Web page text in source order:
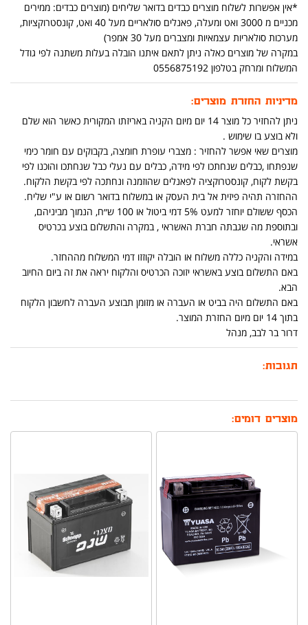
*אין אפשרות לשלוח מוצרים כבדים בדואר שליחים (מוצרים כבדים: ממירים
מכניים מ 3000 ואט ומעלה, פאנלים סולאריים מעל 40 ואט, קונסטרוקציות,
מערכות סולאריות עצמאיות ומצברים מעל 30 אמפר)
במקרה של מוצרים כאלה ניתן לתאם איתנו הובלה בעלות משתנה לפי גודל
המשלוח ומרחק בטלפון 0556875192
מדיניות החזרת מוצרים:
ניתן להחזיר כל מוצר 14 יום מיום הקניה באריזתו המקורית כאשר הוא שלם
ולא בוצע בו שימוש .
מוצרים שאי אפשר להחזיר : מצברי עופרת חומצה, בקבוקים עם חומר כימי
שנפתחו ,כבלים שנחתכו לפי מידה, כבלים עם נעלי כבל שנחתכו והוכנו לפי
בקשת לקוח, קונסטרוקציה לפאנלים שהוזמנה ונחתכה לפי בקשת הלקוח.
ההחזרה תהיה פיזית אל בית העסק או במשלוח בדואר רשום או ע"י שליח.
הכסף ששולם יוחזר למעט 5% דמי ביטול או 100 ש״ח, הנמוך מביניהם,
ובתוספת מה שגבתה חברת האשראי , במקרה והתשלום בוצע בכרטיס
אשראי.
במידה והקניה כללה משלוח או הובלה יקוזזו דמי המשלוח מההחזר.
באם התשלום בוצע באשראי יזוכה הכרטיס והלקוח יראה את זה ביום החיוב
הבא.
באם התשלום היה בביט או העברה או מזומן תבוצע העברה לחשבון הלקוח
בתוך 14 יום מיום החזרת המוצר.
דרור בר לבב, מנהל
תגובות:
מוצרים דומים: